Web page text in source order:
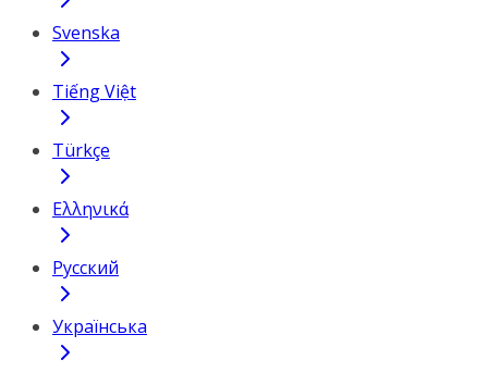
Svenska
Tiếng Việt
Türkçe
Ελληνικά
Русский
Українська